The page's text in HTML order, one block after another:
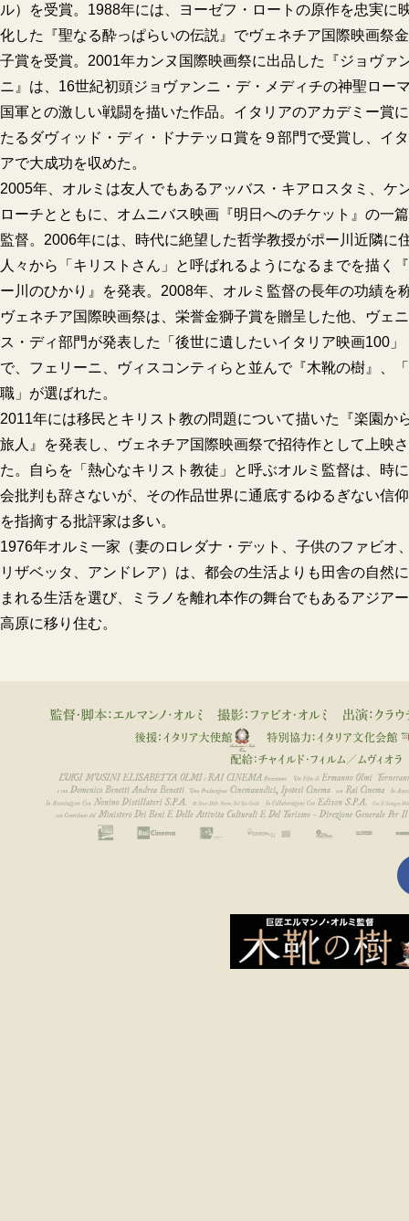
ル）を受賞。1988年には、ヨーゼフ・ロートの原作を忠実に
化した『聖なる酔っぱらいの伝説』でヴェネチア国際映画祭
子賞を受賞。2001年カンヌ国際映画祭に出品した『ジョヴァ
ニ』は、16世紀初頭ジョヴァンニ・デ・メディチの神聖ロー
国軍との激しい戦闘を描いた作品。イタリアのアカデミー賞
たるダヴィッド・ディ・ドナテッロ賞を９部門で受賞し、イ
アで大成功を収めた。
2005年、オルミは友人でもあるアッバス・キアロスタミ、ケ
ローチとともに、オムニバス映画『明日へのチケット』の一
監督。2006年には、時代に絶望した哲学教授がポー川近隣に
人々から「キリストさん」と呼ばれるようになるまでを描く
ー川のひかり』を発表。2008年、オルミ監督の長年の功績を
ヴェネチア国際映画祭は、栄誉金獅子賞を贈呈した他、ヴェニ
ス・ディ部門が発表した「後世に遺したいイタリア映画100」
で、フェリーニ、ヴィスコンティらと並んで『木靴の樹』、
職」が選ばれた。
2011年には移民とキリスト教の問題について描いた『楽園か
旅人』を発表し、ヴェネチア国際映画祭で招待作として上映
た。自らを「熱心なキリスト教徒」と呼ぶオルミ監督は、時
会批判も辞さないが、その作品世界に通底するゆるぎない信
を指摘する批評家は多い。
1976年オルミ一家（妻のロレダナ・デット、子供のファビオ
リザベッタ、アンドレア）は、都会の生活よりも田舎の自然
まれる生活を選び、ミラノを離れ本作の舞台でもあるアジア
高原に移り住む。